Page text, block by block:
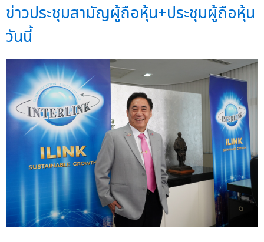
ข่าวประชุมสามัญผู้ถือหุ้น+ประชุมผู้ถือหุ้น
วันนี้